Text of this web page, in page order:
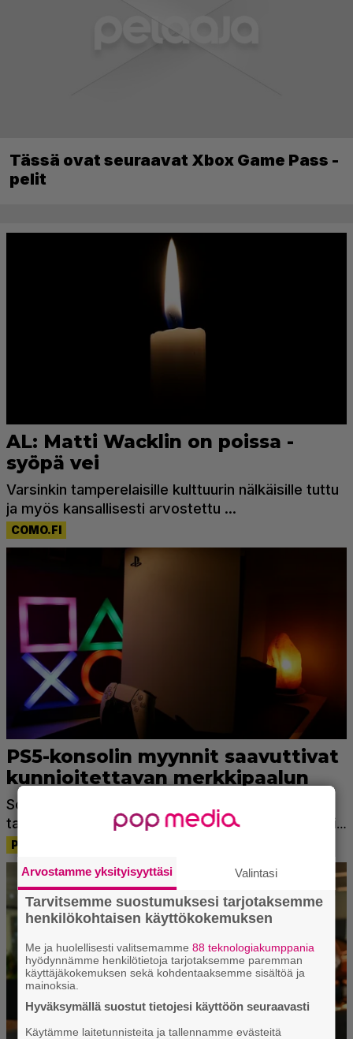
Tässä ovat seuraavat Xbox Game Pass -
pelit
Arvostamme yksityisyyttäsi Valintasi
Tarvitsemme suostumuksesi tarjotaksemme
henkilökohtaisen käyttökokemuksen
Me ja huolellisesti valitsemamme88 teknologiakumppania
hyödynnämme henkilötietoja tarjotaksemme paremman
käyttäjäkokemuksen sekä kohdentaaksemme sisältöä ja
mainoksia.
Hyväksymällä suostut tietojesi käyttöön seuraavasti
Käytämme laitetunnisteita ja tallennamme evästeitä